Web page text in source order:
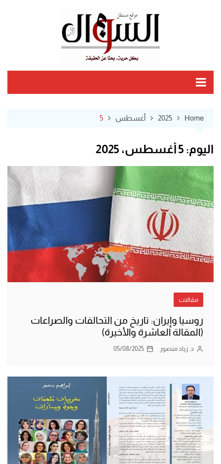
Home
2025 أغسطس 5
اليوم: 5 أغسطس، 2025
مقالات
روسيا وإيران: تاريخ من التحالفات والصراعات
(المقالة العاشرة والأخيرة)
د. زياد منصور 05/08/2025